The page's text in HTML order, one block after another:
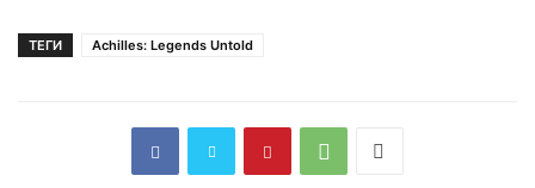
ТЕГИ Achilles: Legends Untold